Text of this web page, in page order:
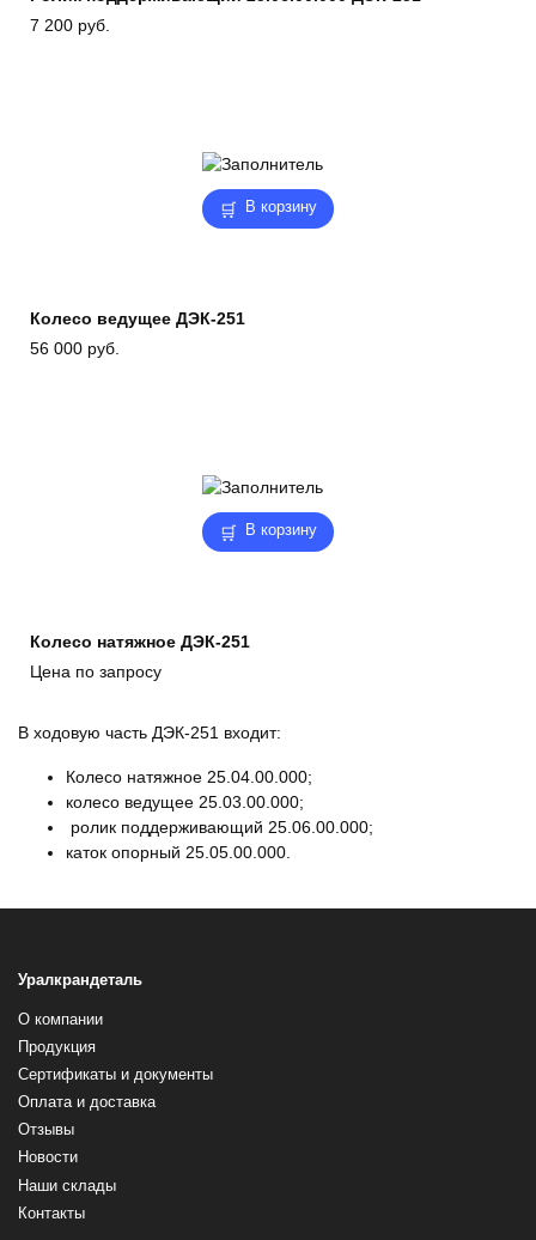
7 200 руб.
В корзину
Колесо ведущее ДЭК-251
56 000 руб.
В корзину
Колесо натяжное ДЭК-251
Цена по запросу
В ходовую часть ДЭК-251 входит:
Колесо натяжное 25.04.00.000;
колесо ведущее 25.03.00.000;
ролик поддерживающий 25.06.00.000;
каток опорный 25.05.00.000.
Уралкрандеталь
О компании
Продукция
Сертификаты и документы
Оплата и доставка
Отзывы
Новости
Наши склады
Контакты